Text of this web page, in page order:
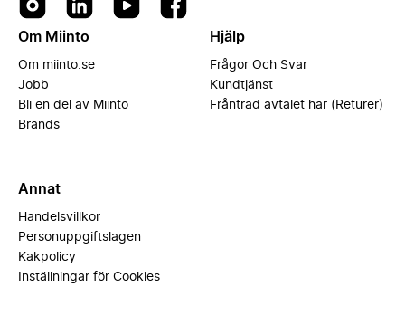
Om Miinto
Om miinto.se
Jobb
Bli en del av Miinto
Brands
Hjälp
Frågor Och Svar
Kundtjänst
Frånträd avtalet här (Returer)
Annat
Handelsvillkor
Personuppgiftslagen
Kakpolicy
Inställningar för Cookies